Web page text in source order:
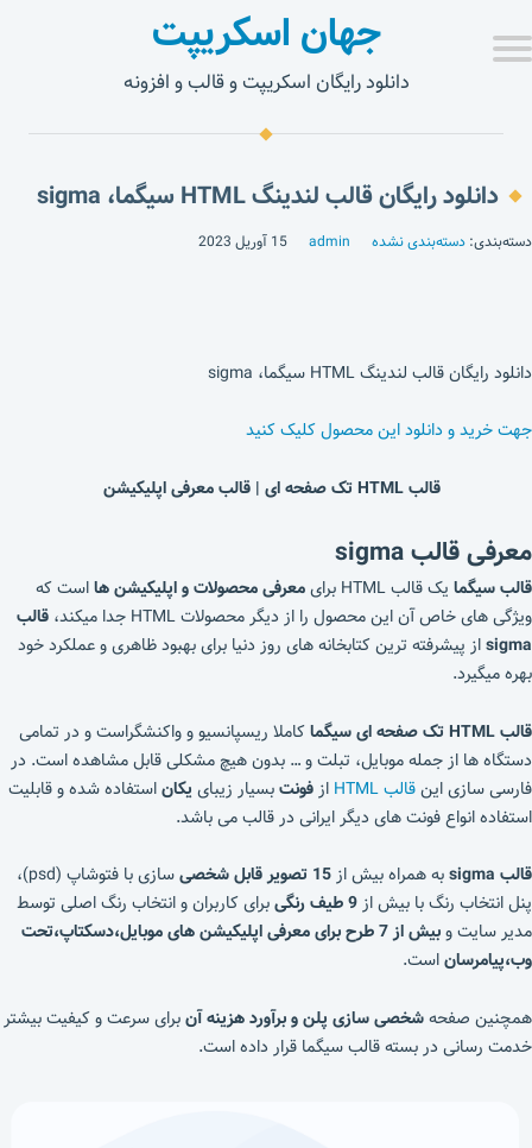
جهان اسکریپت
دانلود رایگان اسکریپت و قالب و افزونه
دانلود رایگان قالب لندینگ HTML سیگما، sigma
دسته‌بندی: دسته‌بندی نشده admin 15 آوریل 2023
دانلود رایگان قالب لندینگ HTML سیگما، sigma
جهت خرید و دانلود این محصول کلیک کنید
قالب HTML تک صفحه ای | قالب معرفی اپلیکیشن
معرفی قالب sigma
قالب سیگما یک قالب HTML برای معرفی محصولات و اپلیکیشن هااست که
ویژگی های خاص آن این محصول را از دیگر محصولات HTML جدا میکند،
قالب
sigmaاز پیشرفته ترین کتابخانه های روز دنیا برای بهبود ظاهری و عملکرد خود
بهره میگیرد.
قالب HTML تک صفحه ای سیگما
کاملا ریسپانسیو و واکنشگراست و در تمامی
دستگاه ها از جمله موبایل، تبلت و … بدون هیچ مشکلی قابل مشاهده است. در
فارسی سازی اینقالب HTML از فونتبسیار زیبای یکاناستفاده شده و قابلیت
استفاده انواع فونت های دیگر ایرانی در قالب می باشد.
قالب sigma به همراه بیش از15 تصویر قابل شخصی
سازی با فتوشاپ (psd)،
پنل انتخاب رنگ با بیش از9 طیف رنگی
برای کاربران و انتخاب رنگ اصلی توسط
مدیر سایت و
بیش از 7 طرح برای معرفی اپلیکیشن های موبایل،دسکتاپ،تحت
وب،پیامرساناست.
همچنین صفحهشخصی سازی پلن و برآورد هزینه آنبرای سرعت و کیفیت بیشتر
خدمت رسانی در بسته قالب سیگما قرار داده است.